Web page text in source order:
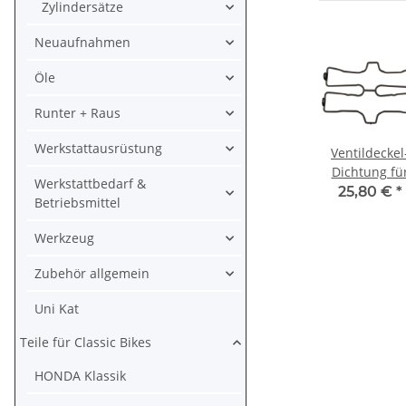
Dichtung
Yamaha VMX-
25,80 € *
Zylindersätze
Neuaufnahmen
Öle
Runter + Raus
Werkstattausrüstung
Werkstattbedarf &
Betriebsmittel
Werkzeug
Zubehör allgemein
Uni Kat
Teile für Classic Bikes
HONDA Klassik